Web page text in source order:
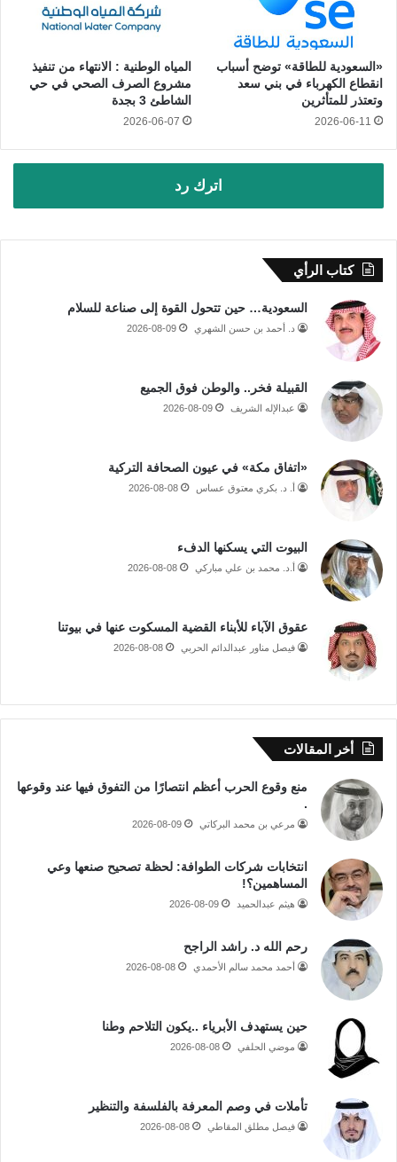
«السعودية للطاقة» توضح أسباب
انقطاع الكهرباء في بني سعد
وتعتذر للمتأثرين
2026-06-11
المياه الوطنية : الانتهاء من تنفيذ
مشروع الصرف الصحي في حي
الشاطئ 3 بجدة
2026-06-07
اترك رد
كتاب الرأي
السعودية… حين تتحول القوة إلى صناعة للسلام
د. أحمد بن حسن الشهري 2026-08-09
القبيلة فخر.. والوطن فوق الجميع
عبدالإله الشريف 2026-08-09
«اتفاق مكة» في عيون الصحافة التركية
أ. د. بكري معتوق عساس 2026-08-08
البيوت التي يسكنها الدفء
أ.د. محمد بن علي مباركي 2026-08-08
عقوق الآباء للأبناء القضية المسكوت عنها في بيوتنا
فيصل مناور عبدالدائم الحربي 2026-08-08
أخر المقالات
منع وقوع الحرب أعظم انتصارًا من التفوق فيها عند وقوعها
.
مرعي بن محمد البركاتي 2026-08-09
انتخابات شركات الطوافة: لحظة تصحيح صنعها وعي
المساهمين؟!
هيثم عبدالحميد 2026-08-09
رحم الله د. راشد الراجح
أحمد محمد سالم الأحمدي 2026-08-08
حين يستهدف الأبرياء ..يكون التلاحم وطنا
موضي الحلفي 2026-08-08
تأملات في وصم المعرفة بالفلسفة والتنظير
فيصل مطلق المقاطي 2026-08-08